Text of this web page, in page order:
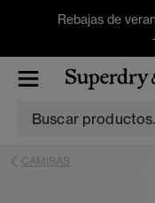
Rebajas de
CAMISAS